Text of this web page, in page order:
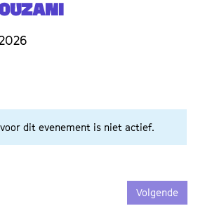
dit evenement is niet actief.
Volgende